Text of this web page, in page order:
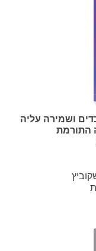
ושמירה עליה
התורמת